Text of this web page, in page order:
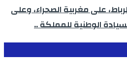
على مغربية الصحراء، وعلى
الوطنية للمملكة ..